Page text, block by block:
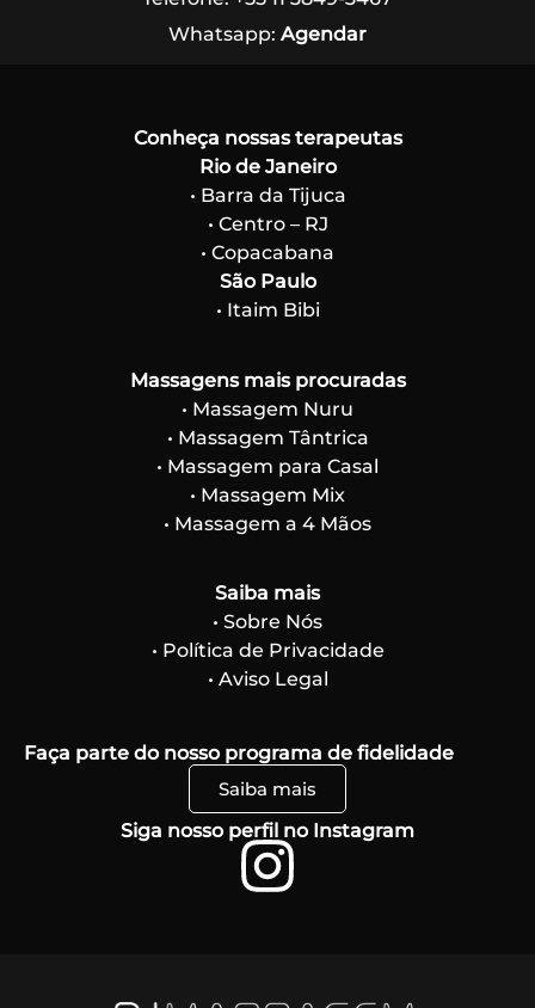
Whatsapp: Agendar
Conheça nossas terapeutas
Rio de Janeiro
• Barra da Tijuca
• Centro – RJ
• Copacabana
São Paulo
• Itaim Bibi
Massagens mais procuradas
• Massagem Nuru
• Massagem Tântrica
• Massagem para Casal
• Massagem Mix
• Massagem a 4 Mãos
Saiba mais
• Sobre Nós
• Política de Privacidade
• Aviso Legal
Faça parte do nosso programa de fidelidade
Saiba mais
Siga nosso perfil no Instagram